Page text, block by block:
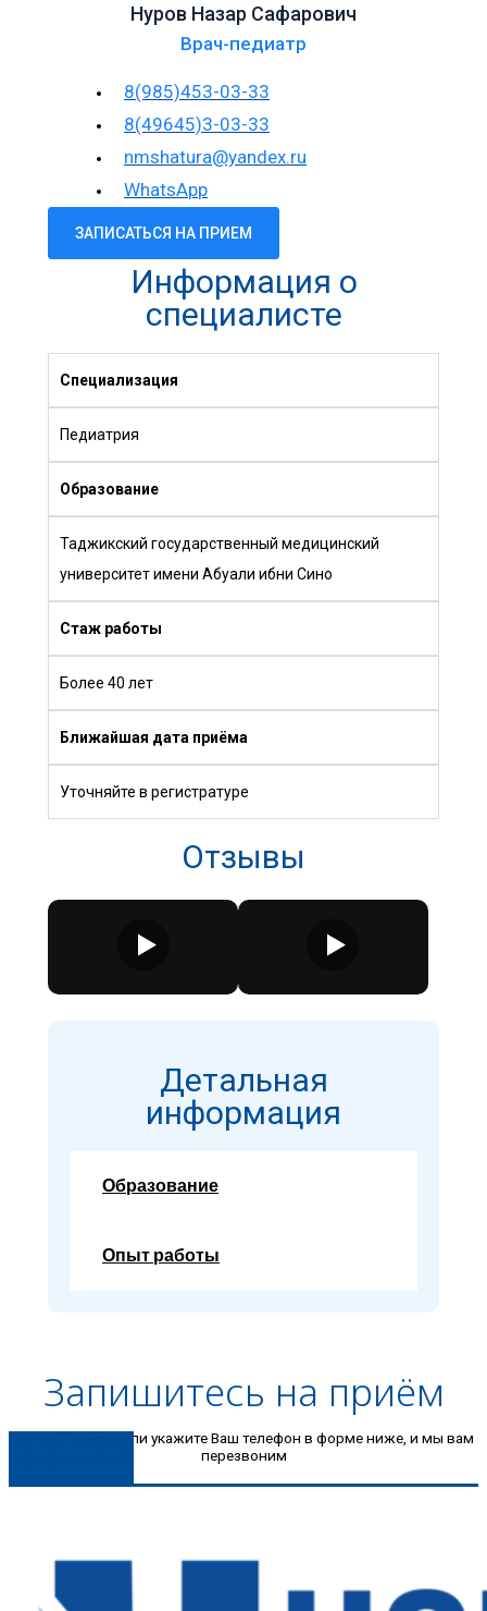
Нуров Назар Сафарович
Врач-педиатр
8(985)453-03-33
8(49645)3-03-33
nmshatura@yandex.ru
WhatsApp
ЗАПИСАТЬСЯ НА ПРИЕМ
Информация о
специалисте
Специализация
Педиатрия
Образование
Таджикский государственный медицинский
университет имени Абуали ибни Сино
Стаж работы
Более 40 лет
Ближайшая дата приёма
Уточняйте в регистратуре
Отзывы
Детальная
информация
Образование
Опыт работы
Запишитесь на приём
Позвоните нам или укажите Ваш телефон в форме ниже, и мы вам
перезвоним